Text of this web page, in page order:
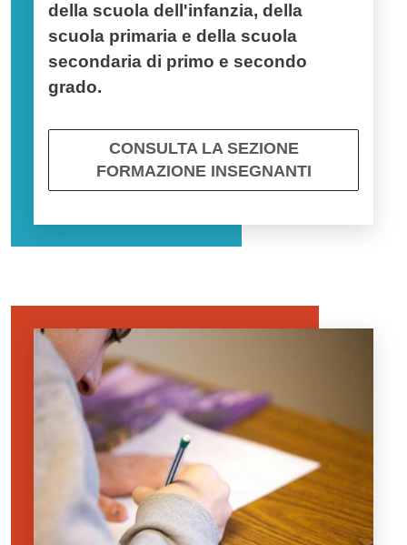
della scuola dell'infanzia, della
scuola primaria e della scuola
secondaria di primo e secondo
grado.
CONSULTA LA SEZIONE
FORMAZIONE INSEGNANTI
Image